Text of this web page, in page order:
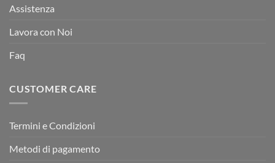
Assistenza
Lavora con Noi
Faq
CUSTOMER CARE
Termini e Condizioni
Metodi di pagamento